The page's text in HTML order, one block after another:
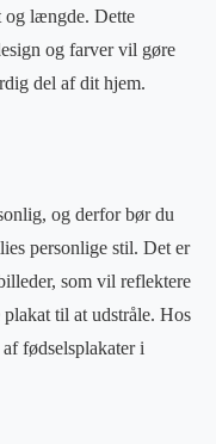
og længde. Dette
og farver vil gøre
del af dit hjem.
og derfor bør du
personlige stil. Det er
som vil reflektere
til at udstråle. Hos
fødselsplakater i